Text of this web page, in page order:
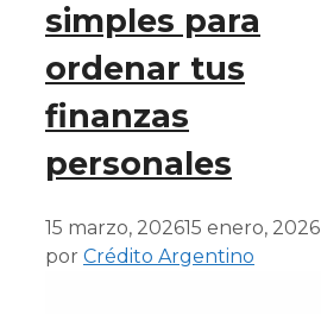
simples para
ordenar tus
finanzas
personales
15 marzo, 202615 enero, 2026
por Crédito Argentino